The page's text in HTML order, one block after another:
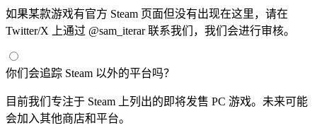
如果某款游戏有官方 Steam 页面但没有出现在这里，请在
Twitter/X 上通过 @sam_iterar 联系我们，我们会进行审核。
你们会追踪 Steam 以外的平台吗？
目前我们专注于 Steam 上列出的即将发售 PC 游戏。未来可能
会加入其他商店和平台。